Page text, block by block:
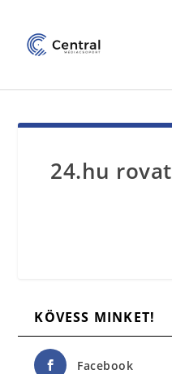
24.hu rovat
KÖVESS MINKET!
Facebook